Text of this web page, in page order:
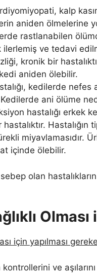
kalp
aniden ölmelerine
rastlanabilen
ilerlemiş ve tedavi
kronik bir
aniden ölebilir.
kedilerde
Kedilerde ani ölüme
hastalığı erkek
miyavlamasıdır.
içinde ölebilir.
olan
Olması
için yapılması
ve